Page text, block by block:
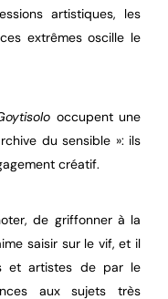
artistiques, les
extrêmes oscille le
occupent une
du sensible »: ils
créatif.
de griffonner à la
saisir sur le vif, et il
et artistes de par le
aux sujets très